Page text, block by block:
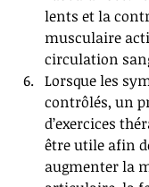
lents et la
musculaire
circulation
Lorsque les
contrôlés, un
d’exercices
être utile afin
augmenter la